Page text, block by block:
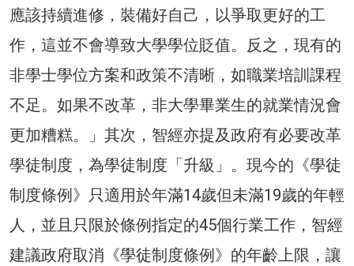
應該持續進修，裝備好自己，以爭取更好的工
作，這並不會導致大學學位貶值。反之，現有的
非學士學位方案和政策不清晰，如職業培訓課程
不足。如果不改革，非大學畢業生的就業情況會
更加糟糕。」其次，智經亦提及政府有必要改革
學徒制度，為學徒制度「升級」。現今的《學徒
制度條例》只適用於年滿14歲但未滿19歲的年輕
人，並且只限於條例指定的45個行業工作，智經
建議政府取消《學徒制度條例》的年齡上限，讓